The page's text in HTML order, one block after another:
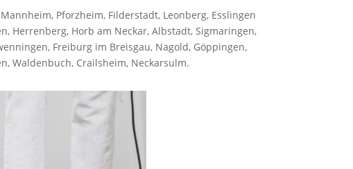
Pforzheim, Filderstadt, Leonberg, Esslingen
Herrenberg, Horb am Neckar, Albstadt, Sigmaringen,
Freiburg im Breisgau, Nagold, Göppingen,
Waldenbuch, Crailsheim, Neckarsulm.